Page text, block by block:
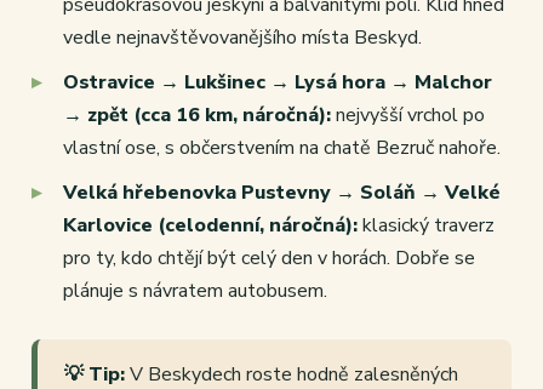
vedle nejnavštěvovanějšího místa Beskyd.
Ostravice → Lukšinec → Lysá hora → Malchor
→ zpět (cca 16 km, náročná):nejvyšší vrchol po
vlastní ose, s občerstvením na chatě Bezruč nahoře.
Velká hřebenovka Pustevny → Soláň → Velké
Karlovice (celodenní, náročná):klasický traverz
pro ty, kdo chtějí být celý den v horách. Dobře se
plánuje s návratem autobusem.
💡 Tip:V Beskydech roste hodně zalesněných